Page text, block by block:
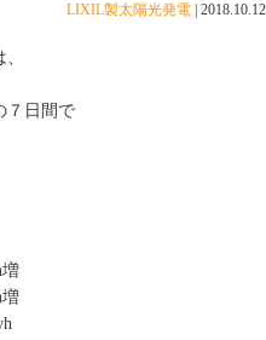
LIXIL製太陽光発電 2018.10.12
７日間で